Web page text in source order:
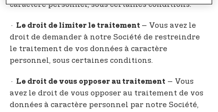
caractère personnel, sous certaines conditions.
· Le droit de limiter le traitement – Vous avez le
droit de demander à notre Société de restreindre
le traitement de vos données à caractère
personnel, sous certaines conditions.
· Le droit de vous opposer au traitement – Vous
avez le droit de vous opposer au traitement de vos
données à caractère personnel par notre Société,